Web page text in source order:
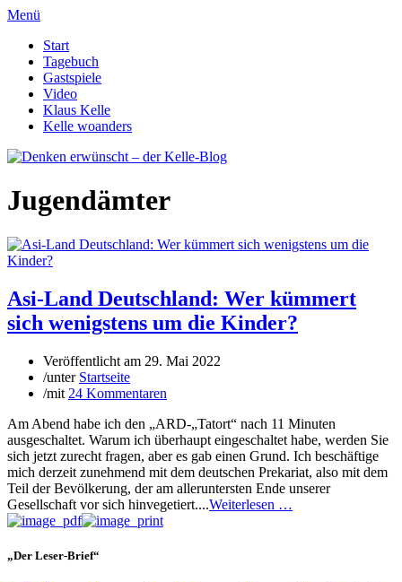
Menü
Start
Tagebuch
Gastspiele
Video
Klaus Kelle
Kelle woanders
Jugendämter
Asi-Land Deutschland: Wer kümmert
sich wenigstens um die Kinder?
Veröffentlicht am 29. Mai 2022
/unter Startseite
/mit 24 Kommentaren
Am Abend habe ich den „ARD-„Tatort“ nach 11 Minuten
ausgeschaltet. Warum ich überhaupt eingeschaltet habe, werden Sie
sich jetzt zurecht fragen, aber es gab einen Grund. Ich beschäftige
mich derzeit zunehmend mit dem deutschen Prekariat, also mit dem
Teil der Bevölkerung, der am alleruntersten Ende unserer
Gesellschaft vor sich hinvegetiert....Weiterlesen …
„Der Leser-Brief“